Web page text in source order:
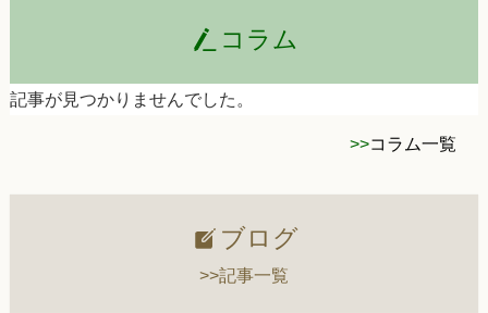
コラム
記事が見つかりませんでした。
>>コラム一覧
ブログ
>>記事一覧